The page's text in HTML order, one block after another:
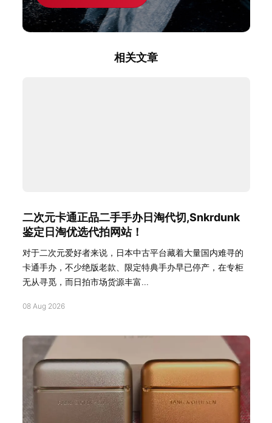
相关文章
二次元卡通正品二手手办日淘代切,Snkrdunk
鉴定日淘优选代拍网站！
对于二次元爱好者来说，日本中古平台藏着大量国内难寻的
卡通手办，不少绝版老款、限定特典手办早已停产，在专柜
无从寻觅，而日拍市场货源丰富...
08 Aug 2026